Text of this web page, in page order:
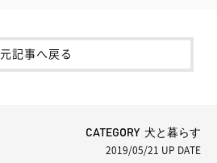
元記事へ戻る
CATEGORY 犬と暮らす
2019/05/21 UP DATE